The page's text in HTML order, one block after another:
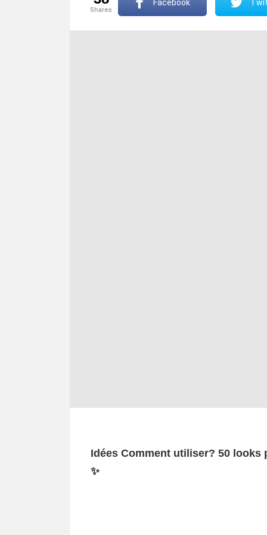
shares
Facebook
Idées Comment utiliser? 50 looks
✨